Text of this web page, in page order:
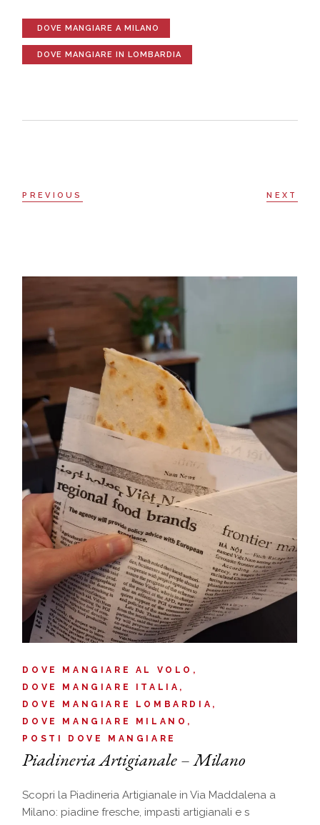
DOVE MANGIARE A MILANO
DOVE MANGIARE IN LOMBARDIA
PREVIOUS NEXT
DOVE MANGIARE AL VOLO
DOVE MANGIARE ITALIA
DOVE MANGIARE LOMBARDIA
DOVE MANGIARE MILANO
POSTI DOVE MANGIARE
Piadineria Artigianale – Milano
Scopri la Piadineria Artigianale in Via Maddalena a
Milano: piadine fresche, impasti artigianali e s